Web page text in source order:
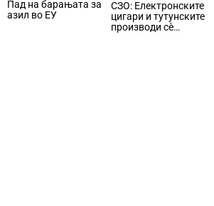
Пад на барањата за
азил во ЕУ
СЗО: Електронските
цигари и тутунските
производи сè